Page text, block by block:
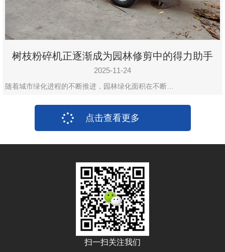
树枝粉碎机正逐渐成为园林修剪中的得力助手
2025-11-24
随着城市绿化进程的不断推进，园林绿化面积在不断…
点击查看更多
扫一扫关注我们